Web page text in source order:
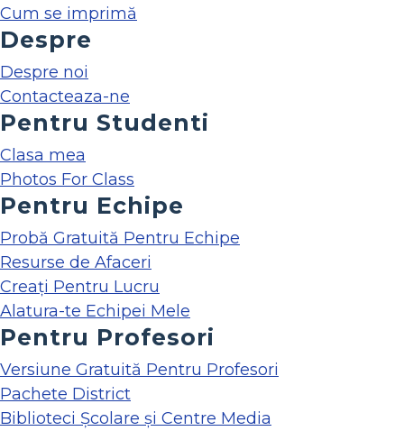
Cum se imprimă
Despre
Despre noi
Contacteaza-ne
Pentru Studenti
Clasa mea
Photos For Class
Pentru Echipe
Probă Gratuită Pentru Echipe
Resurse de Afaceri
Creați Pentru Lucru
Alatura-te Echipei Mele
Pentru Profesori
Versiune Gratuită Pentru Profesori
Pachete District
Biblioteci Școlare și Centre Media